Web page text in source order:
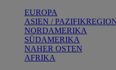
EUROPA
ASIEN /
NORDAMERIKA
SÜDAMERIKA
NAHER OSTEN
AFRIKA